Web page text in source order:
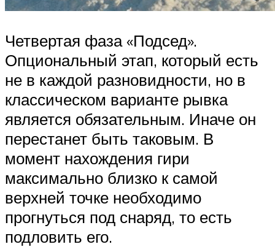
Четвертая фаза «Подсед».
Опциональный этап, который есть
не в каждой разновидности, но в
классическом варианте рывка
является обязательным. Иначе он
перестанет быть таковым. В
момент нахождения гири
максимально близко к самой
верхней точке необходимо
прогнуться под снаряд, то есть
подловить его.